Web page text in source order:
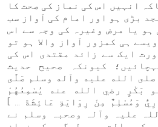
انہیں اس کی نماز کی صحت کا
بڑی ہو اور امام کی آواز سب
ہو یا مرض وغیرہ کی وجہ سے اس
ہی کمزور آواز والا ہو تو
ایک سے زائد مقتدی اس کی
کیونکہ صحیح حدیث
الله عليه وآله وسلم صَلَّى
بَكْرٍ رضي الله عنه يُسْمِعُهُمْ
وَمُسْلِمٌ مِنْ رِوَايَةِ عَائِشَةَ ... ]
علیہ وآلہ وصحبہ وسلم نے